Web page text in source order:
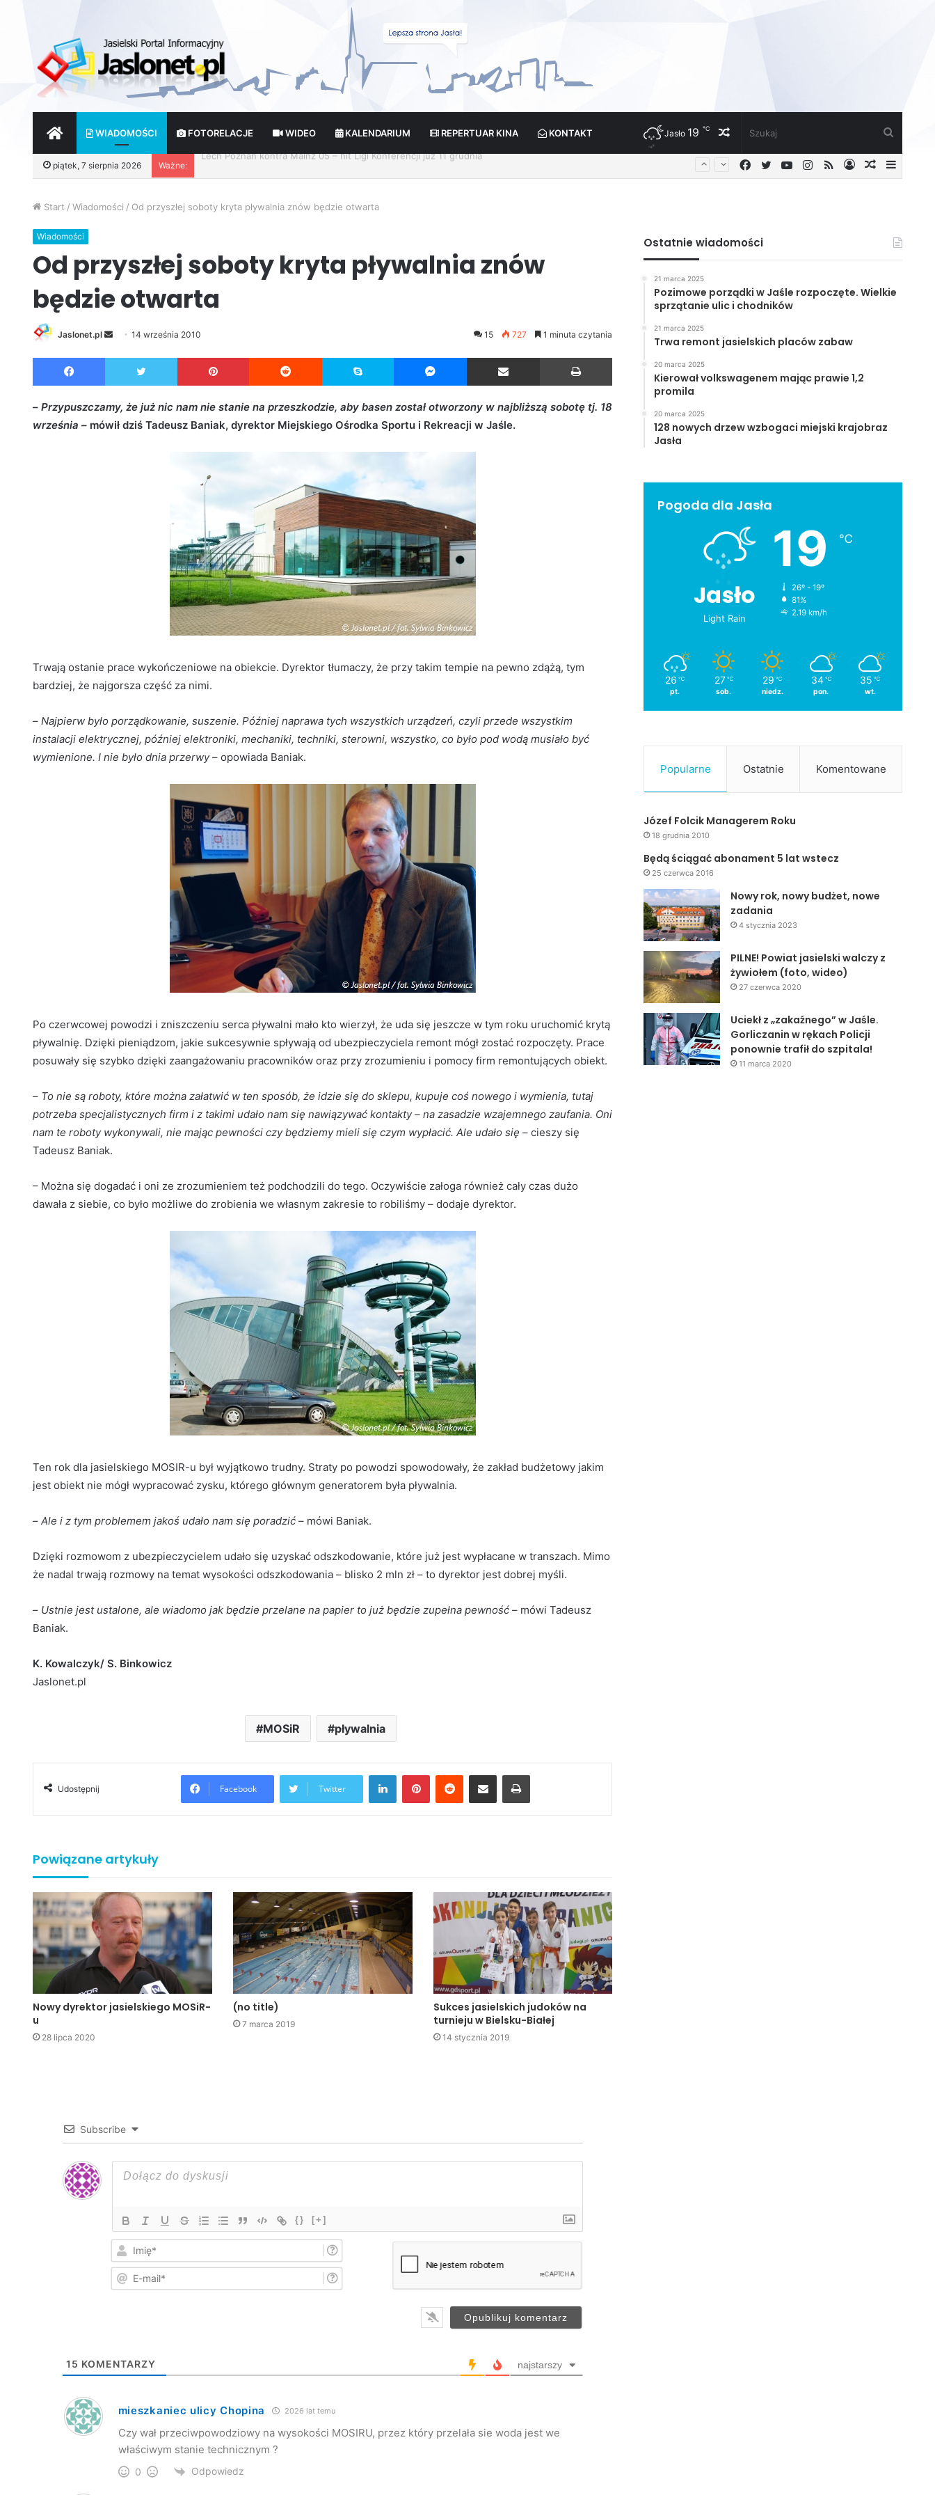
START WIADOMOŚCI FOTORELACJE WIDEO KALENDARIUM REPERTUAR KINA KONTAKT Losowy
artykuł
Jasło 19 ℃
piątek, 7 sierpnia 2026 Ważne:
Losowy
Zaloguj
RSS
Instagram
YouTube
Twitter
Facebook
Start / Wiadomości / Od przyszłej soboty kryta pływalnia znów będzie otwarta
Wiadomości
Od przyszłej soboty kryta pływalnia znów
będzie otwarta
Jaslonet.pl
d
14 września 2010 15 727 1 minuta czytania
Facebook Twitter Pinterest Reddit Skype Messenger Udostępnij przez Email
– Przypuszczamy, że już nic nam nie stanie na przeszkodzie, aby basen został otworzony w najbliższą sobotę tj. 18
września – mówił dziś Tadeusz Baniak, dyrektor Miejskiego Ośrodka Sportu i Rekreacji w Jaśle.
Trwają ostanie prace wykończeniowe na obiekcie. Dyrektor tłumaczy, że przy takim tempie na pewno zdążą, tym
bardziej, że najgorsza część za nimi.
– Najpierw było porządkowanie, suszenie. Później naprawa tych wszystkich urządzeń, czyli przede wszystkim
instalacji elektrycznej, później elektroniki, mechaniki, techniki, sterowni, wszystko, co było pod wodą musiało być
wymienione. I nie było dnia przerwy– opowiada Baniak.
Po czerwcowej powodzi i zniszczeniu serca pływalni mało kto wierzył, że uda się jeszcze w tym roku uruchomić krytą
pływalnię. Dzięki pieniądzom, jakie sukcesywnie spływają od ubezpieczyciela remont mógł zostać rozpoczęty. Prace
posuwały się szybko dzięki zaangażowaniu pracowników oraz przy zrozumieniu i pomocy firm remontujących obiekt.
– To nie są roboty, które można załatwić w ten sposób, że idzie się do sklepu, kupuje coś nowego i wymienia, tutaj
potrzeba specjalistycznych firm i z takimi udało nam się nawiązywać kontakty – na zasadzie wzajemnego zaufania. Oni
nam te roboty wykonywali, nie mając pewności czy będziemy mieli się czym wypłacić. Ale udało się – cieszy się
Tadeusz Baniak.
– Można się dogadać i oni ze zrozumieniem też podchodzili do tego. Oczywiście załoga również cały czas dużo
dawała z siebie, co było możliwe do zrobienia we własnym zakresie to robiliśmy – dodaje dyrektor.
Ten rok dla jasielskiego MOSIR-u był wyjątkowo trudny. Straty po powodzi spowodowały, że zakład budżetowy jakim
jest obiekt nie mógł wypracować zysku, którego głównym generatorem była pływalnia.
– Ale i z tym problemem jakoś udało nam się poradzić – mówi Baniak.
Dzięki rozmowom z ubezpieczycielem udało się uzyskać odszkodowanie, które już jest wypłacane w transzach. Mimo
że nadal trwają rozmowy na temat wysokości odszkodowania – blisko 2 mln zł – to dyrektor jest dobrej myśli.
– Ustnie jest ustalone, ale wiadomo jak będzie przelane na papier to już będzie zupełna pewność – mówi Tadeusz
Baniak.
K. Kowalczyk/ S. Binkowicz
Jaslonet.pl
MOSiR pływalnia
Udostępnij Facebook Twitter
LinkedIn
Powiązane artykuły
Nowy dyrektor jasielskiego MOSiR-
u
28 lipca 2020
(no title)
7 marca 2019
Sukces jasielskich judoków na
turnieju w Bielsku-Białej
14 stycznia 2019
Subscribe
{} [+]
i
*
15 KOMENTARZY najstarszy
mieszkaniec ulicy Chopina 2026 lat temu
Czy wał przeciwpowodziowy na wysokości MOSIRU, przez który przelała sie woda jest we
właściwym stanie technicznym ?
0 Odpowiedz
Ostatnie wiadomości
21 marca 2025
Pozimowe porządki w Jaśle rozpoczęte. Wielkie
sprzątanie ulic i chodników
21 marca 2025
Trwa remont jasielskich placów zabaw
20 marca 2025
Kierował volkswagenem mając prawie 1,2
promila
20 marca 2025
128 nowych drzew wzbogaci miejski krajobraz
Jasła
Pogoda dla Jasła
Jasło
Light Rain
19 ℃
26º - 19º
81%
2.19 km/h
26 ℃
pt.
27 ℃
sob.
29 ℃
niedz.
34 ℃
pon.
35 ℃
wt.
Popularne Ostatnie Komentowane
Józef Folcik Managerem Roku
18 grudnia 2010
Będą ściągać abonament 5 lat wstecz
25 czerwca 2016
Nowy rok, nowy budżet, nowe
zadania
4 stycznia 2023
PILNE! Powiat jasielski walczy z
żywiołem (foto, wideo)
27 czerwca 2020
Uciekł z „zakaźnego” w Jaśle.
Gorliczanin w rękach Policji
ponownie trafił do szpitala!
11 marca 2020